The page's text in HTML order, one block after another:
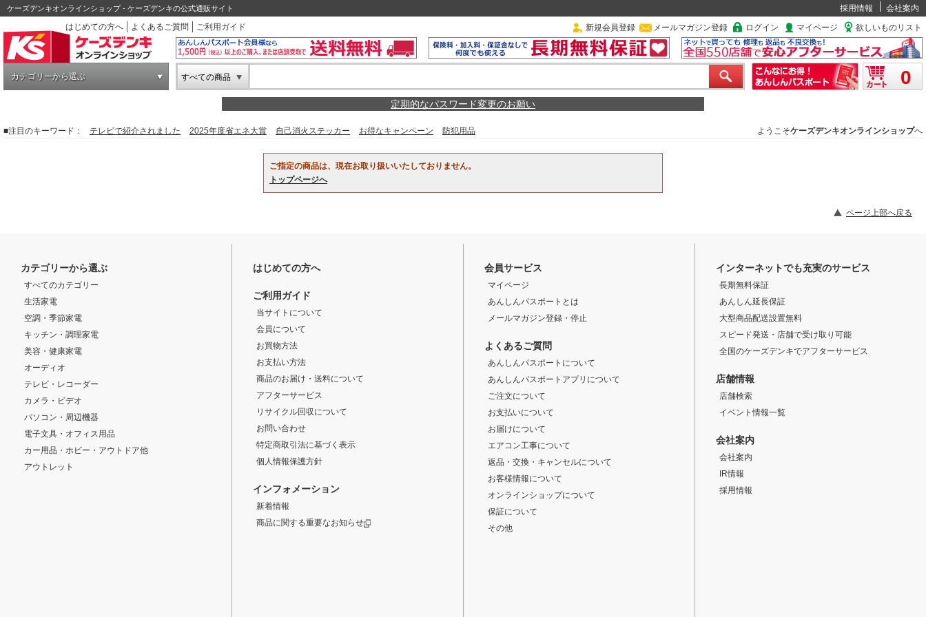
ケーズデンキオンラインショップ - ケーズデンキの公式通販サイト 採用情報
会社案内
はじめての方へ
よくあるご質問 ご利用ガイド 新規会員登録 メールマガジン登録 ログイン マイページ 欲しいものリスト
カテゴリーから選ぶ すべての商品 0
定期的なパスワード変更のお願い
■注目のキーワード： テレビで紹介されました 2025年度省エネ大賞 自己消火ステッカー お得なキャンペーン 防犯用品 ようこそケーズデンキオンラインショップへ
ご指定の商品は、現在お取り扱いいたしておりません。
トップページへ
ページ上部へ戻る
カテゴリーから選ぶ
すべてのカテゴリー
生活家電
空調・季節家電
キッチン・調理家電
美容・健康家電
オーディオ
テレビ・レコーダー
カメラ・ビデオ
パソコン・周辺機器
電子文具・オフィス用品
カー用品・ホビー・アウトドア他
アウトレット
はじめての方へ
ご利用ガイド
当サイトについて
会員について
お買物方法
お支払い方法
商品のお届け・送料について
アフターサービス
リサイクル回収について
お問い合わせ
特定商取引法に基づく表示
個人情報保護方針
インフォメーション
新着情報
商品に関する重要なお知らせ
会員サービス
マイページ
あんしんパスポートとは
メールマガジン登録・停止
よくあるご質問
あんしんパスポートについて
あんしんパスポートアプリについて
ご注文について
お支払いについて
お届けについて
エアコン工事について
返品・交換・キャンセルについて
お客様情報について
オンラインショップについて
保証について
その他
インターネットでも充実のサービス
長期無料保証
あんしん延長保証
大型商品配送設置無料
スピード発送・店舗で受け取り可能
全国のケーズデンキでアフターサービス
店舗情報
店舗検索
イベント情報一覧
会社案内
会社案内
IR情報
採用情報